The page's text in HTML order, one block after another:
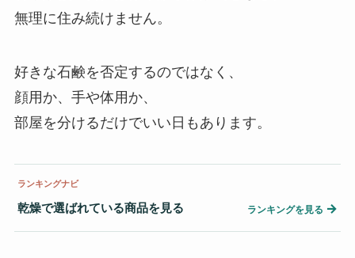
無理に住み続けません。
好きな石鹸を否定するのではなく、
顔用か、手や体用か、
部屋を分けるだけでいい日もあります。
ランキングナビ
乾燥で選ばれている商品を見る ランキングを見る →